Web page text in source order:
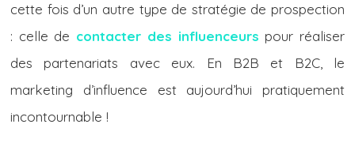
cette fois d’un autre type de stratégie de prospection
: celle de contacter des influenceurs pour réaliser
des partenariats avec eux. En B2B et B2C, le
marketing d’influence est aujourd’hui pratiquement
incontournable !